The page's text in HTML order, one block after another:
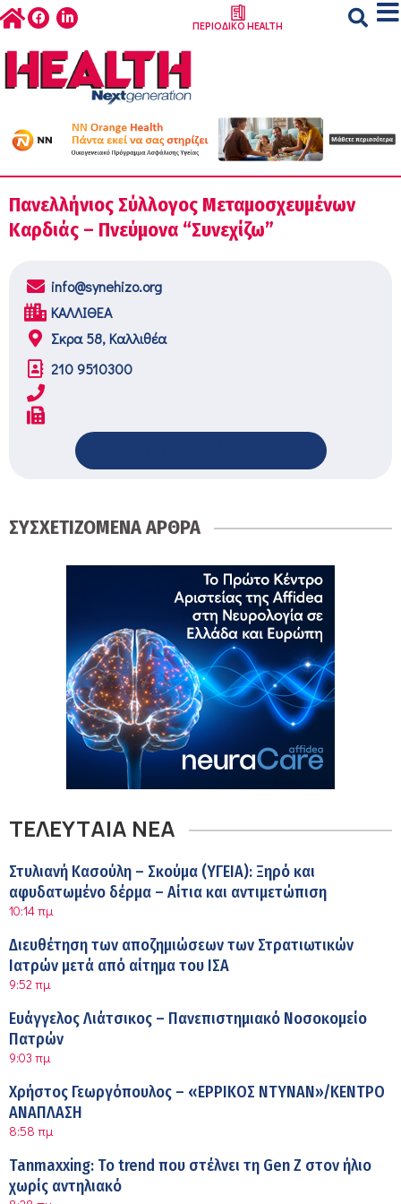
ΠΕΡΙΟΔΙΚΟ HEALTH
Πανελλήνιος Σύλλογος Μεταμοσχευμένων
Καρδιάς – Πνεύμονα “Συνεχίζω”
info@synehizo.org
ΚΑΛΛΙΘΕΑ
Σκρα 58, Καλλιθέα
210 9510300
ΣΥΣΧΕΤΙΖΟΜΕΝΑ ΑΡΘΡΑ
ΤΕΛΕΥΤΑΙΑ ΝΕΑ
Στυλιανή Κασούλη – Σκούμα (ΥΓΕΙΑ): Ξηρό και
αφυδατωμένο δέρμα – Αίτια και αντιμετώπιση
10:14 πμ
Διευθέτηση των αποζημιώσεων των Στρατιωτικών
Ιατρών μετά από αίτημα του ΙΣΑ
9:52 πμ
Ευάγγελος Λιάτσικος – Πανεπιστημιακό Νοσοκομείο
Πατρών
9:03 πμ
Χρήστος Γεωργόπουλος – «ΕΡΡΙΚΟΣ ΝΤΥΝΑΝ»/ΚΕΝΤΡΟ
ΑΝΑΠΛΑΣΗ
8:58 πμ
Tanmaxxing: To trend που στέλνει τη Gen Z στον ήλιο
χωρίς αντηλιακό